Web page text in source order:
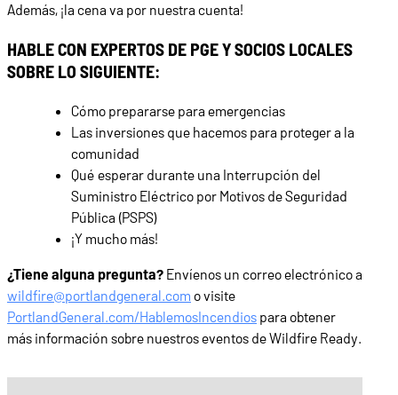
Además, ¡la cena va por nuestra cuenta!
HABLE CON EXPERTOS DE PGE Y SOCIOS LOCALES
SOBRE LO SIGUIENTE:
Cómo prepararse para emergencias
Las inversiones que hacemos para proteger a la
comunidad
Qué esperar durante una Interrupción del
Suministro Eléctrico por Motivos de Seguridad
Pública (PSPS)
¡Y mucho más!
¿Tiene alguna pregunta? Envíenos un correo electrónico a
wildfire@portlandgeneral.com o visite
PortlandGeneral.com/HablemosIncendios para obtener
más información sobre nuestros eventos de Wildfire Ready.